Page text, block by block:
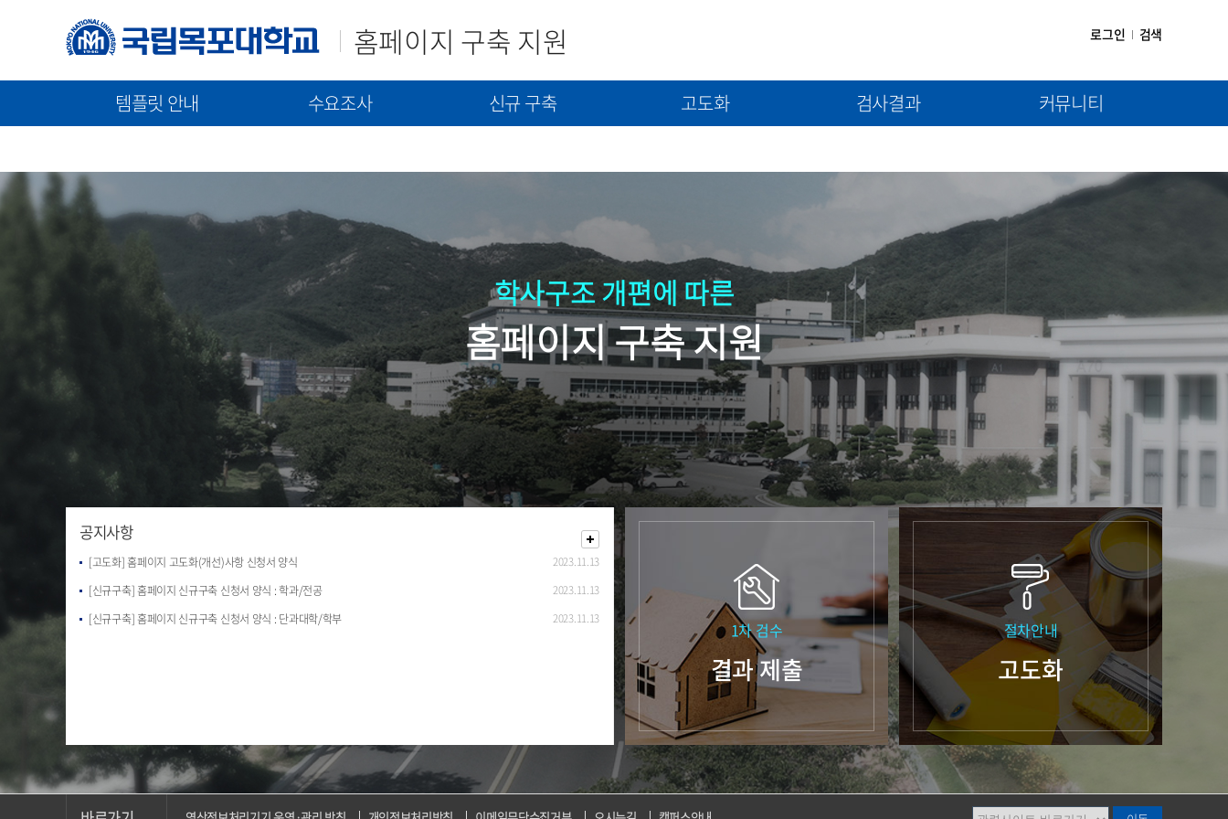
홈페이지 구축 지원 로그인 검색
템플릿 안내
템플릿(2021)
수요조사
고도화 절차 안내
수요조사 문서 제출
신규 구축 고도화 검사결과 커뮤니티
통합 매뉴얼
학사구조 개편에 따른
홈페이지 구축 지원
공지사항
[고도화] 홈페이지 고도화(개선)사항 신청서 양식 2023.11.13
[신규구축] 홈페이지 신규구축 신청서 양식 : 학과/전공 2023.11.13
[신규구축] 홈페이지 신규구축 신청서 양식 : 단과대학/학부 2023.11.13
1차 검수
결과 제출
절차안내
고도화